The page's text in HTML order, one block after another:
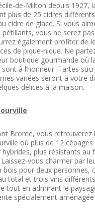
de-Milton depuis 1927,
plus de 25 cidres
cidre de glace. Si vous
vous ne serez
également profiter de
de pique-nique. Ne
boutique gourmande où
à l’honneur. Tartes
variées seront à votre
délices à la maison.
Brome, vous retrouverez
où plus de 12
plus résistants au
vous charmer par
bois pour deux personnes,
total et trois vins
tout en admirant le
spécialement